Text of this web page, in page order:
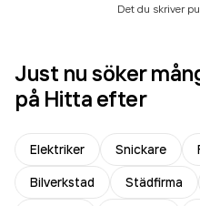
Det du skriver
Just nu söker
på Hitta efter
Elektriker Snickare
Bilverkstad
Städfirma